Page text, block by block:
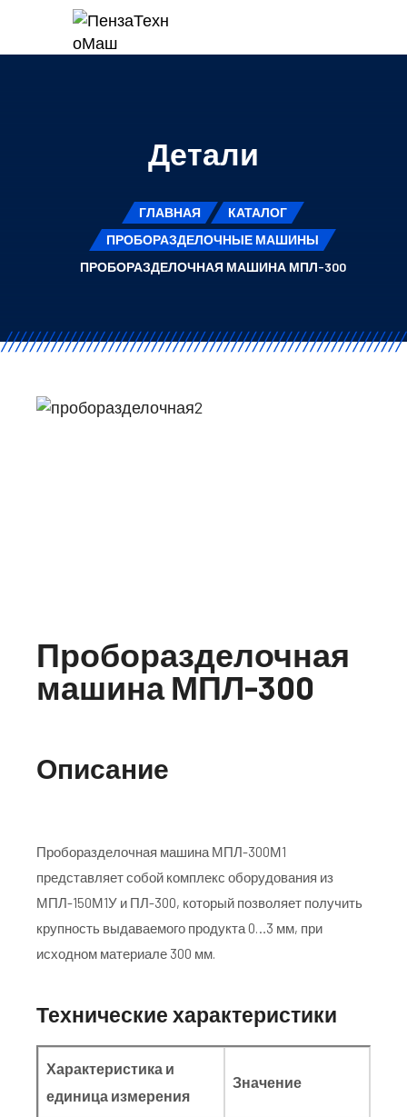
Детали
ГЛАВНАЯ
КАТАЛОГ
ПРОБОРАЗДЕЛОЧНЫЕ МАШИНЫ
ПРОБОРАЗДЕЛОЧНАЯ МАШИНА МПЛ-300
Проборазделочная
машина МПЛ-300
Описание
Проборазделочная машина МПЛ-300М1
представляет собой комплекс оборудования из
МПЛ-150М1У и ПЛ-300, который позволяет получить
крупность выдаваемого продукта 0…3 мм, при
исходном материале 300 мм.
Технические характеристики
Характеристика и
единица измерения
Значение